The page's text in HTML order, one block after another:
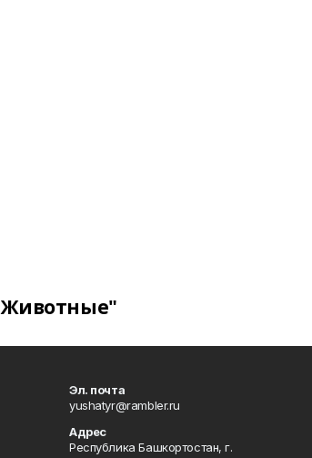
Эл. почта
yushatyr@rambler.ru
Адрес
Республика Башкортостан, г.